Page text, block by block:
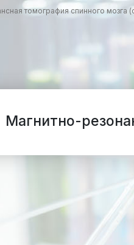
томография спинного мозга
Магнитно-